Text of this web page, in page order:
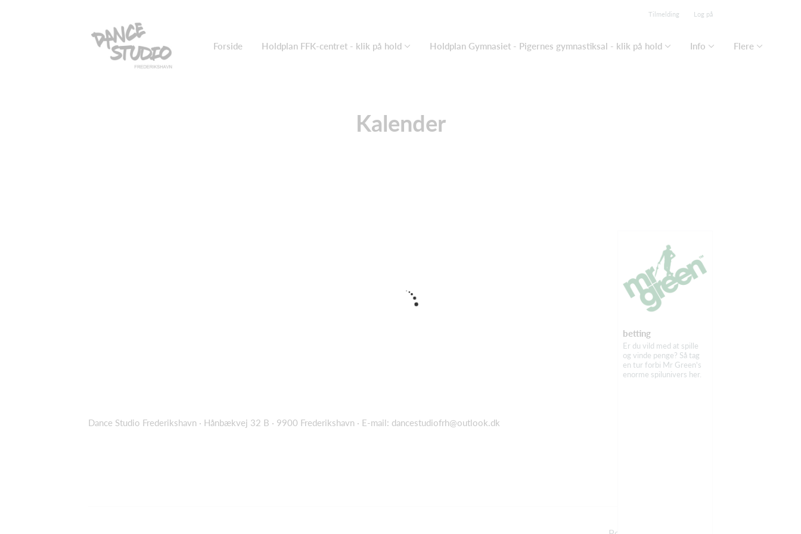
Tilmelding Log på
Forside Holdplan FFK-centret - klik på hold Holdplan Gymnasiet - Pigernes gymnastiksal - klik på hold Info Flere
Kalender
betting
Er du vild med at spille
og vinde penge? Så tag
en tur forbi Mr Green's
enorme spilunivers her.
Dance Studio Frederikshavn · Hånbækvej 32 B · 9900 Frederikshavn · E-mail: dancestudiofrh@outlook.dk